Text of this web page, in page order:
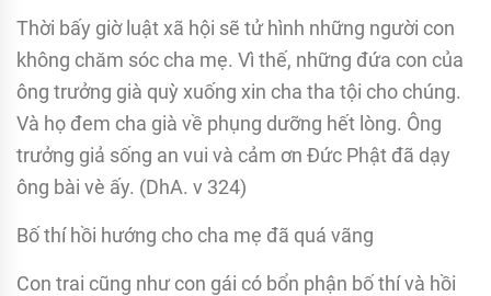
Thời bấy giờ luật xã hội sẽ tử hình những người con
không chăm sóc cha mẹ. Vì thế, những đứa con của
ông trưởng già quỳ xuống xin cha tha tội cho chúng.
Và họ đem cha già về phụng dưỡng hết lòng. Ông
trưởng giả sống an vui và cảm ơn Ðức Phật đã dạy
ông bài vè ấy. (DhA. v 324)
Bố thí hồi hướng cho cha mẹ đã quá vãng
Con trai cũng như con gái có bổn phận bố thí và hồi